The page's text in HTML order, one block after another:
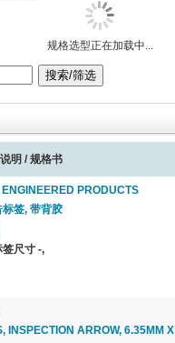
规格选型正在加载中...
明 / 规格书
PRODUCTS
签, 带背胶
尺寸 -,
INSPECTION ARROW, 6.35MM